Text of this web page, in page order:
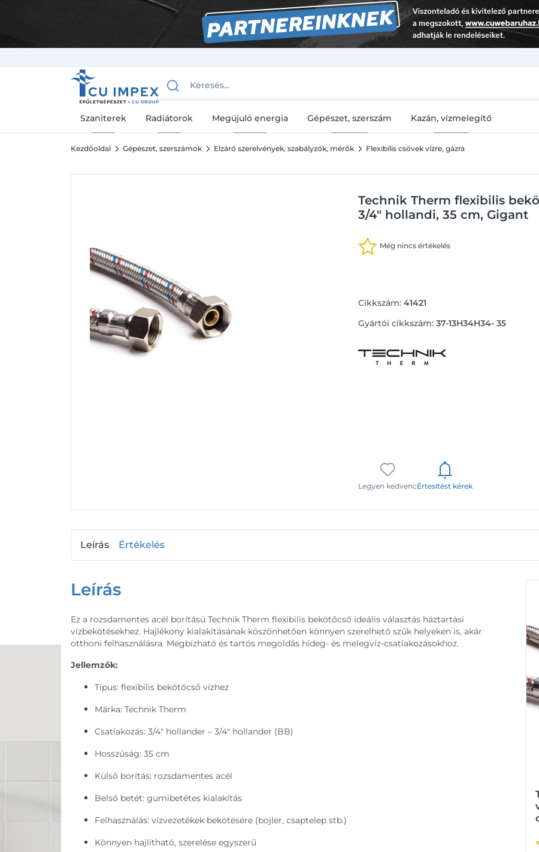
Szaniterek Radiátorok Megújuló energia Gépészet, szerszám Kazán, vízmelegítő
Kezdőoldal Gépészet, szerszámok Elzáró szerelvények, szabályzók, mérők Flexibilis csövek vízre, gázra
Technik Therm flexibilis
3/4" hollandi, 35 cm, Gigant
Még nincs értékelés
Cikkszám: 41421
Gyártói cikkszám: 37-13H34H34- 35
Legyen kedvencÉrtesítést kérek
Leírás Értékelés
Leírás
Ez a rozsdamentes acél borítású Technik Therm flexibilis bekötőcső ideális választás háztartási
vízbekötésekhez. Hajlékony kialakításának köszönhetően könnyen szerelhető szűk helyeken is, akár
otthoni felhasználásra. Megbízható és tartós megoldás hideg- és melegvíz-csatlakozásokhoz.
Jellemzők:
Típus: flexibilis bekötőcső vízhez
Márka: Technik Therm
Csatlakozás: 3/4" hollander – 3/4" hollander (BB)
Hosszúság: 35 cm
Külső borítás: rozsdamentes acél
Belső betét: gumibetétes kialakítás
Felhasználás: vízvezetékek bekötésére (bojler, csaptelep stb.)
Könnyen hajlítható, szerelése egyszerű